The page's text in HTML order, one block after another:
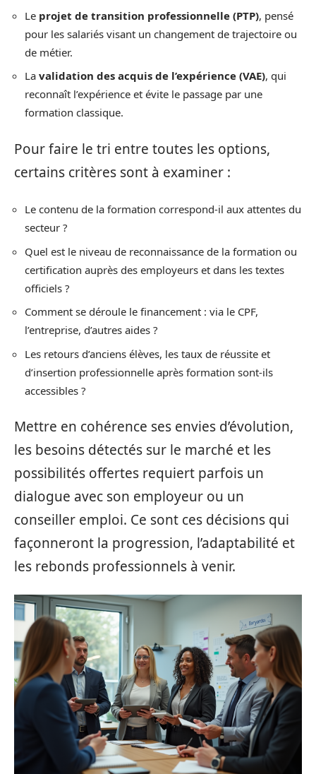
Le projet de transition professionnelle (PTP), pensé
pour les salariés visant un changement de trajectoire ou
de métier.
La validation des acquis de l’expérience (VAE), qui
reconnaît l’expérience et évite le passage par une
formation classique.
Pour faire le tri entre toutes les options,
certains critères sont à examiner :
Le contenu de la formation correspond-il aux attentes du
secteur ?
Quel est le niveau de reconnaissance de la formation ou
certification auprès des employeurs et dans les textes
officiels ?
Comment se déroule le financement : via le CPF,
l’entreprise, d’autres aides ?
Les retours d’anciens élèves, les taux de réussite et
d’insertion professionnelle après formation sont-ils
accessibles ?
Mettre en cohérence ses envies d’évolution,
les besoins détectés sur le marché et les
possibilités offertes requiert parfois un
dialogue avec son employeur ou un
conseiller emploi. Ce sont ces décisions qui
façonneront la progression, l’adaptabilité et
les rebonds professionnels à venir.